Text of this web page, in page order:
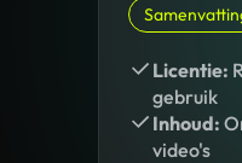
Licentie:
gebruik
Inhoud:
video's